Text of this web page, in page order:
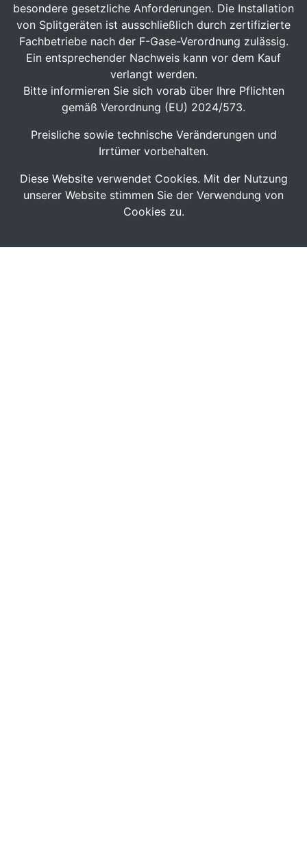
besondere gesetzliche Anforderungen. Die Installation
von Splitgeräten ist ausschließlich durch zertifizierte
Fachbetriebe nach der F-Gase-Verordnung zulässig.
Ein entsprechender Nachweis kann vor dem Kauf
verlangt werden.
Bitte informieren Sie sich vorab über Ihre Pflichten
gemäß Verordnung (EU) 2024/573.
Preisliche sowie technische Veränderungen und
Irrtümer vorbehalten.
Diese Website verwendet Cookies. Mit der Nutzung
unserer Website stimmen Sie der Verwendung von
Cookies zu.